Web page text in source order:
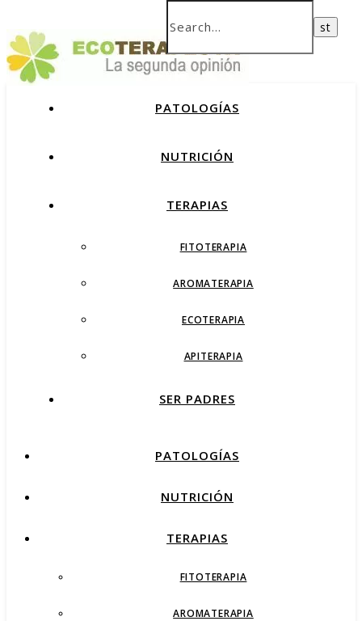
PATOLOGÍAS
NUTRICIÓN
TERAPIAS
FITOTERAPIA
AROMATERAPIA
ECOTERAPIA
APITERAPIA
SER PADRES
PATOLOGÍAS
NUTRICIÓN
TERAPIAS
FITOTERAPIA
AROMATERAPIA